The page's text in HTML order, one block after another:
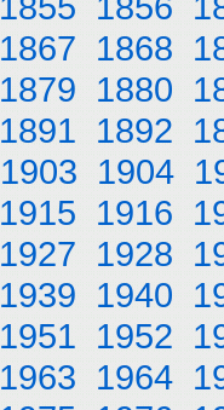
1867 1868
1879 1880
1891 1892
1903 1904
1915 1916
1927 1928
1939 1940
1951 1952
1963 1964